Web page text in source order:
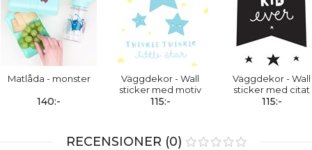
Matlåda - monster
140:-
Väggdekor - Wall
sticker med motiv
115:-
Väggdekor - Wall
sticker med citat
115:-
RECENSIONER (0)